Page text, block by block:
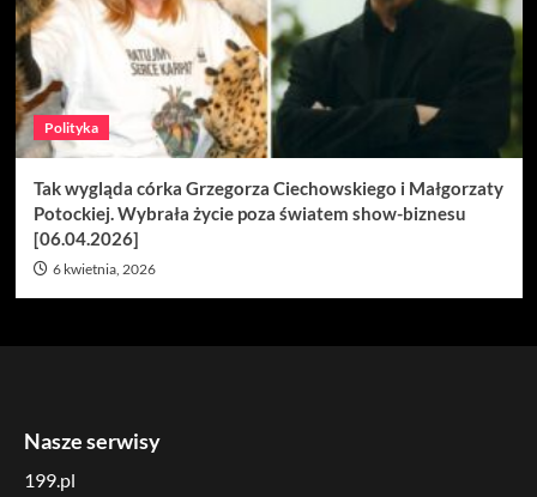
Polityka
Tak wygląda córka Grzegorza Ciechowskiego i Małgorzaty
Potockiej. Wybrała życie poza światem show-biznesu
[06.04.2026]
6 kwietnia, 2026
Nasze serwisy
199.pl